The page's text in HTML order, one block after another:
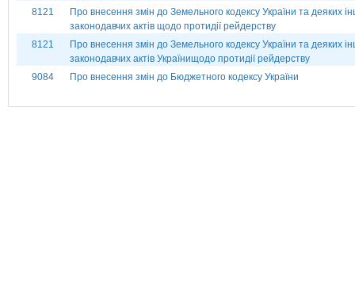
8121
Про внесення змін до Земельного кодексу України та деяких
законодавчих актів щодо протидії рейдерству
8121
Про внесення змін до Земельного кодексу України та деяких
законодавчих актів Українищодо протидії рейдерству
9084
Про внесення змін до Бюджетного кодексу України